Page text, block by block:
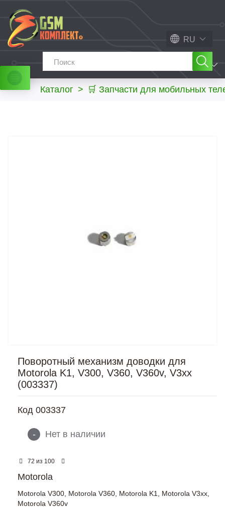
RU
МЕНЮ
Каталог > 🛒 Запчасти для мобильных
Поворотный механизм доводки для
Motorola K1, V300, V360, V360v, V3xx
(003337)
Код 003337
- Нет в наличии
72 из 100
Motorola
Motorola V300 Motorola V360 Motorola K1 Motorola V3xx
Motorola V360v